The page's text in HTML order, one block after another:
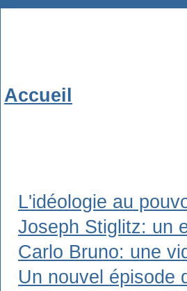
Accueil
L'idéologie au
Joseph Stiglitz: un
Carlo Bruno: une
Un nouvel épisode